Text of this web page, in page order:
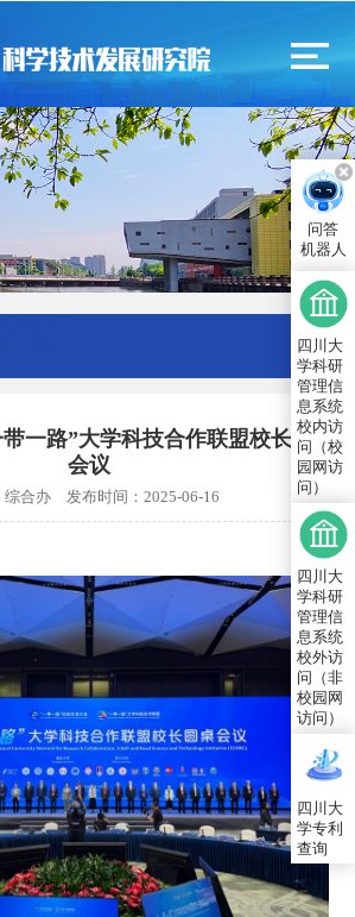
一路”大学科技合作联盟校长圆桌
会议
综合办 发布时间： 2025-06-16
问答
机器人
四川大
学科研
管理信
息系统
校内访
问（校
园网访
问）
四川大
学科研
管理信
息系统
校外访
问（非
校园网
访问）
四川大
学专利
查询